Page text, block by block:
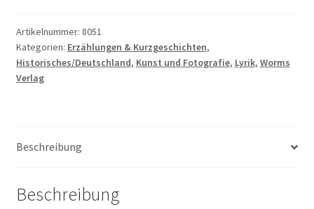
die
Stadt
Worms
Menge
Artikelnummer: 8051
Kategorien: Erzählungen & Kurzgeschichten,
Historisches/Deutschland, Kunst und Fotografie, Lyrik, Worms
Verlag
Beschreibung
Beschreibung